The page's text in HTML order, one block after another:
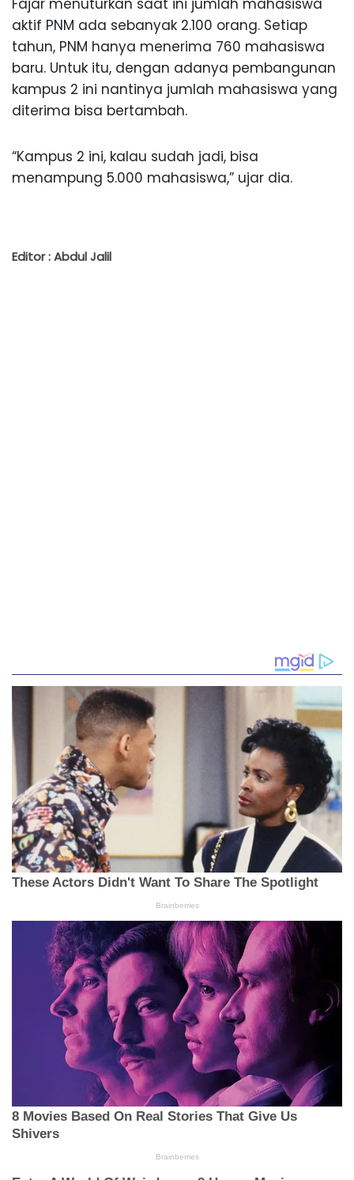
Fajar menuturkan saat ini jumlah mahasiswa
aktif PNM ada sebanyak 2.100 orang. Setiap
tahun, PNM hanya menerima 760 mahasiswa
baru. Untuk itu, dengan adanya pembangunan
kampus 2 ini nantinya jumlah mahasiswa yang
diterima bisa bertambah.
“Kampus 2 ini, kalau sudah jadi, bisa
menampung 5.000 mahasiswa,” ujar dia.
Editor : Abdul Jalil